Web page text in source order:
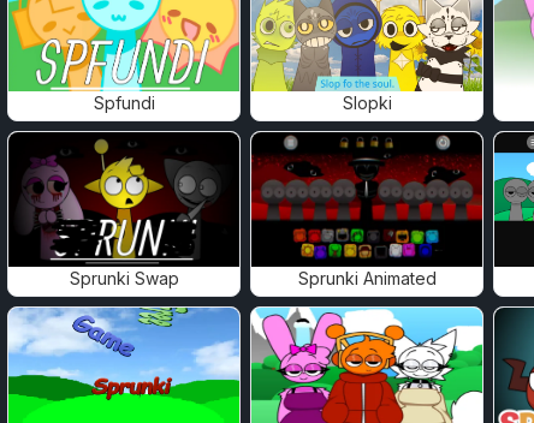
Spfundi Slopki
Sprunki Swap Sprunki Animated